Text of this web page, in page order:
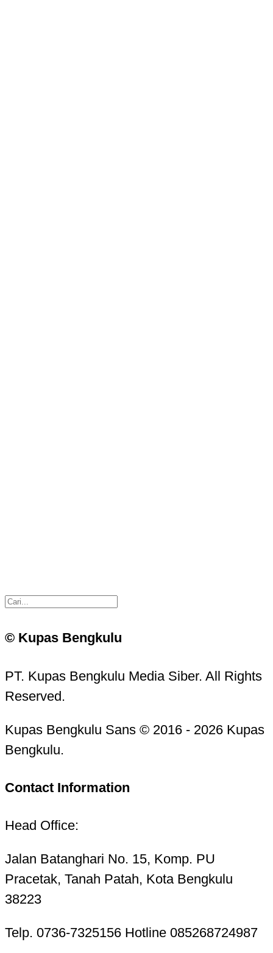
© Kupas Bengkulu
PT. Kupas Bengkulu Media Siber. All Rights
Reserved.
Kupas Bengkulu Sans © 2016 - 2026 Kupas
Bengkulu.
Contact Information
Head Office:
Jalan Batanghari No. 15, Komp. PU
Pracetak, Tanah Patah, Kota Bengkulu
38223
Telp. 0736-7325156 Hotline 085268724987